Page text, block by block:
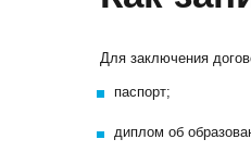
Для заключения
паспорт;
диплом об